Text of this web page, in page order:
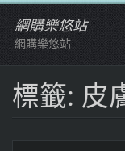
網購樂悠站
網購樂悠站
標籤: 皮